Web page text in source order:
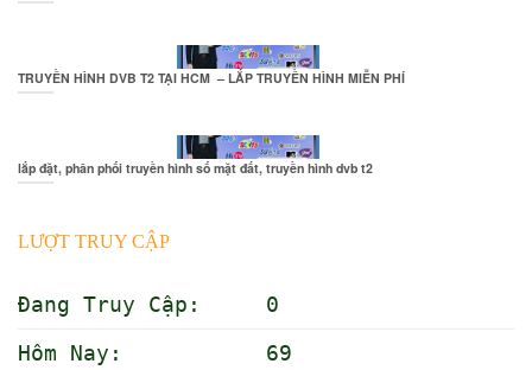
TRUYỀN HÌNH DVB T2 TẠI HCM – LẮP TRUYỀN HÌNH MIỄN PHÍ
lắp đặt, phân phối truyền hình số mặt đất, truyền hình dvb t2
LƯỢT TRUY CẬP
Đang Truy Cập: 0
Hôm Nay: 69